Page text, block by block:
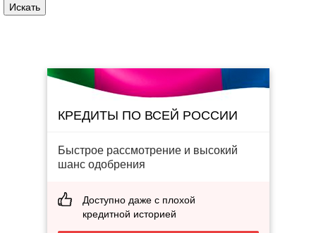
КРЕДИТЫ ПО ВСЕЙ РОССИИ
Быстрое рассмотрение и высокий
шанс одобрения
Доступно даже с плохой
кредитной историей